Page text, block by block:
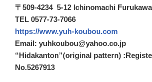
〒509-4234 5-12 Ichinomachi
TEL 0577-73-7066
https://www.yuh-koubou.com
Email: yuhkoubou@yahoo.co.jp
“Hidakanton”(original pattern)
No.5267913